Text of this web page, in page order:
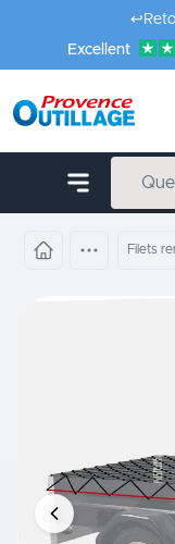
Aller au contenu
↩️
Excellent
Filets